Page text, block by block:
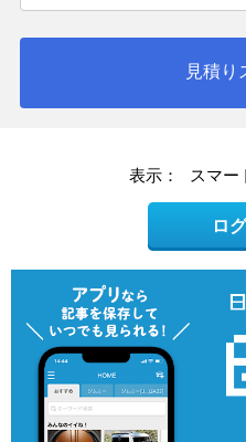
見積り
表示： スマー
ロ